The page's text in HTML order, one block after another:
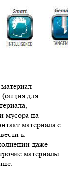
(опция для
мусора на
материала с
к
даже
материалы